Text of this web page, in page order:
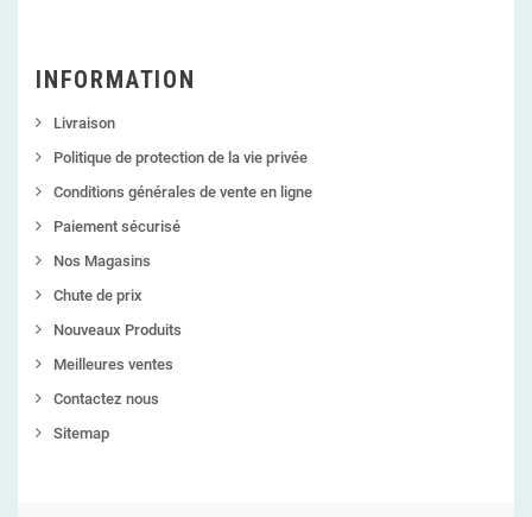
INFORMATION
Livraison
Politique de protection de la vie privée
Conditions générales de vente en ligne
Paiement sécurisé
Nos Magasins
Chute de prix
Nouveaux Produits
Meilleures ventes
Contactez nous
Sitemap